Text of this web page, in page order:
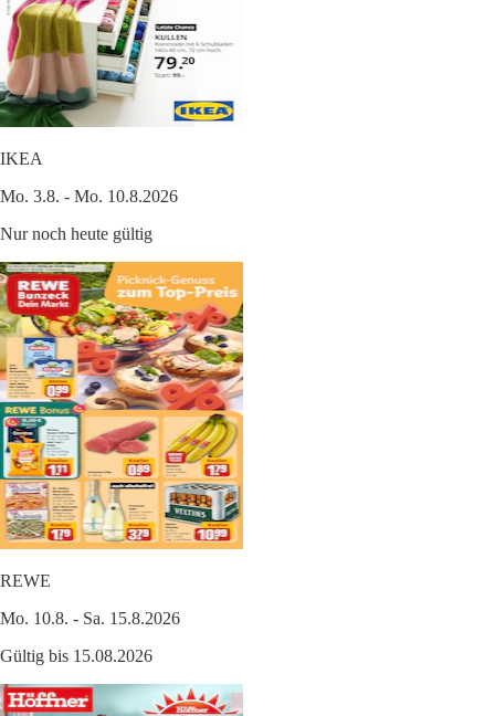
IKEA
Mo. 3.8. - Mo. 10.8.2026
Nur noch heute gültig
REWE
Mo. 10.8. - Sa. 15.8.2026
Gültig bis 15.08.2026